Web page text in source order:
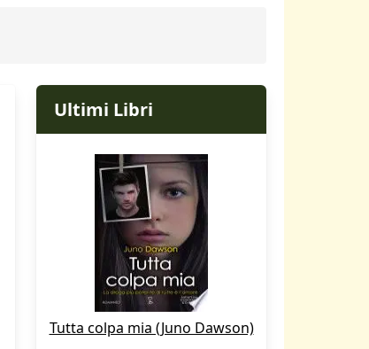
Ultimi Libri
Tutta colpa mia (Juno Dawson)